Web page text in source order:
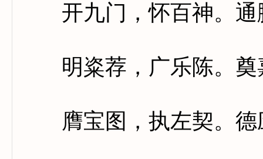
开九门，怀百神。通
明粢荐，广乐陈。奠
膺宝图，执左契。德